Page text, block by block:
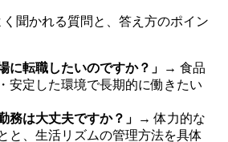
聞かれる質問と、答え方のポイン
に転職したいのですか？」
→ 食品
安定した環境で長期的に働きたい
務は大丈夫ですか？」
→ 体力的な
と、生活リズムの管理方法を具体